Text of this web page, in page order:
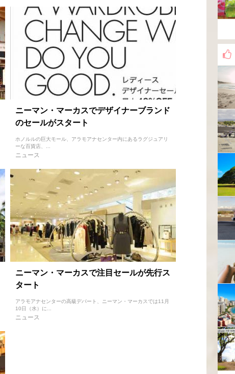
ニーマン・マーカスでデザイナーブランド
のセールがスタート
ホノルルの巨大モール、アラモアナセンター内にあるラグジュアリ
ーな百貨店、...
ニュース
ニーマン・マーカスで注目セールが先行ス
タート
アラモアナセンターの高級デパート、ニーマン・マーカスでは11月
10日（水）に...
ニュース